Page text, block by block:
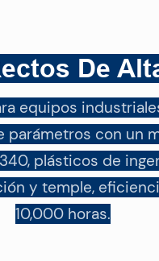
De
equipos
con un
plásticos de
y temple,
10,000 horas.